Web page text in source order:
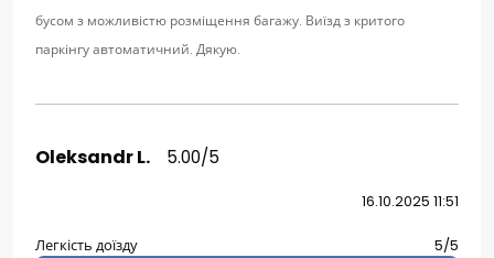
бусом з можливістю розміщення багажу. Виїзд з критого
паркінгу автоматичний. Дякую.
Oleksandr L. 5.00/5
16.10.2025 11:51
Легкість доїзду 5/5